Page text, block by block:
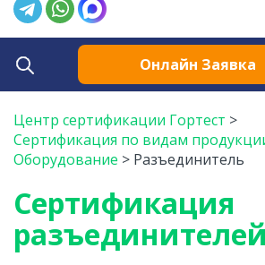
Онлайн Заявка
Центр сертификации Гортест >
Сертификация по видам
Оборудование > Разъединитель
Сертификация
разъединителей